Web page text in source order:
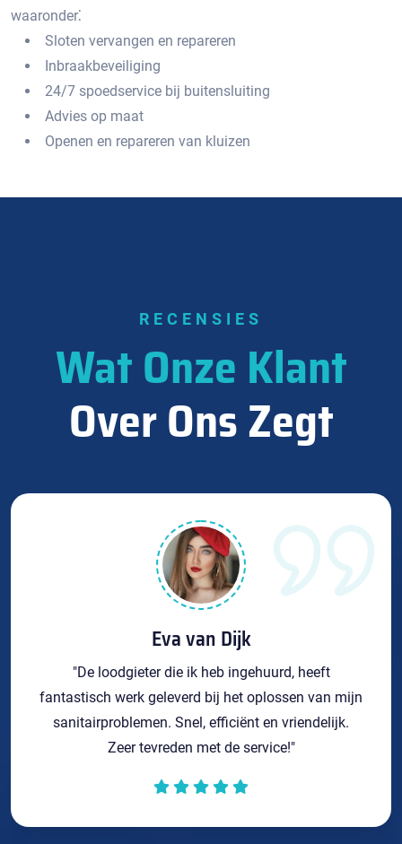
waaronder⁚
Sloten vervangen en repareren
Inbraakbeveiliging
24/7 spoedservice bij buitensluiting
Advies op maat
Openen en repareren van kluizen
RECENSIES
Wat Onze Klant
Over Ons Zegt
Eva van Dijk
"De loodgieter die ik heb ingehuurd, heeft
fantastisch werk geleverd bij het oplossen van mijn
sanitairproblemen. Snel, efficiënt en vriendelijk.
Zeer tevreden met de service!"